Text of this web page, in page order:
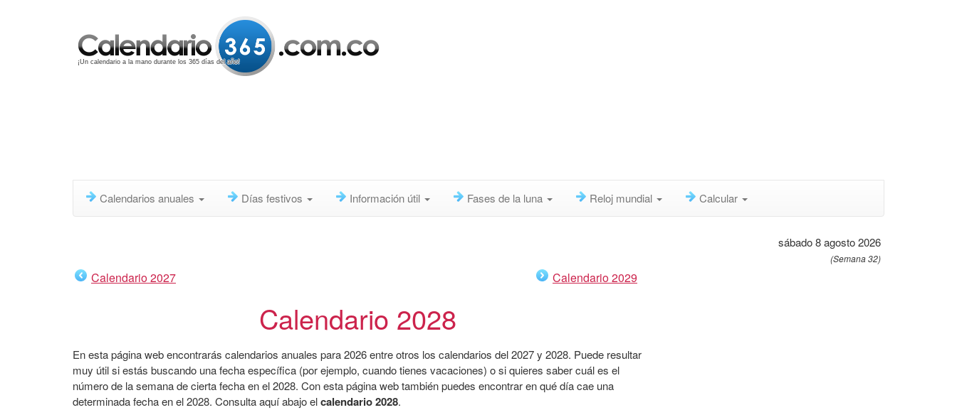
¡Un calendario a la mano durante los 365 días del año!
Calendarios anuales Días festivos Información útil Fases de la luna Reloj mundial Calcular
sábado 8 agosto 2026
(Semana 32)
Calendario 2027 Calendario 2029
Calendario 2028
En esta página web encontrarás calendarios anuales para 2026 entre otros los calendarios del 2027 y 2028. Puede resultar
muy útil si estás buscando una fecha específica (por ejemplo, cuando tienes vacaciones) o si quieres saber cuál es el
número de la semana de cierta fecha en el 2028. Con esta página web también puedes encontrar en qué día cae una
determinada fecha en el 2028. Consulta aquí abajo elcalendario 2028.